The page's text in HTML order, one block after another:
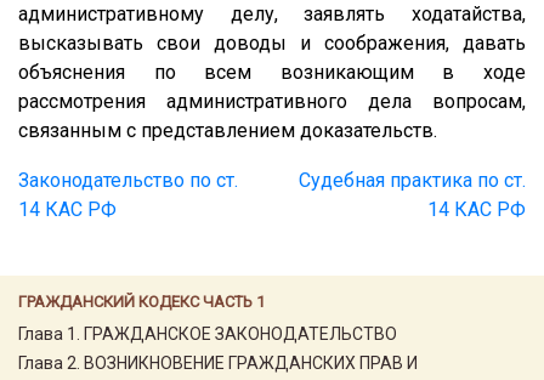
ГРАЖДАНСКИЙ КОДЕКС ЧАСТЬ 1
Глава 1. ГРАЖДАНСКОЕ ЗАКОНОДАТЕЛЬСТВО
Глава 2. ВОЗНИКНОВЕНИЕ ГРАЖДАНСКИХ ПРАВ И
административному делу, заявлять ходатайства,
высказывать свои доводы и соображения, давать
объяснения по всем возникающим в ходе
рассмотрения административного дела вопросам,
связанным с представлением доказательств.
Законодательство по ст.
14 КАС РФ
Судебная практика по ст.
14 КАС РФ